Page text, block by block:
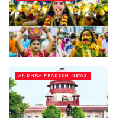
ANDHRA PRADESH NEWS